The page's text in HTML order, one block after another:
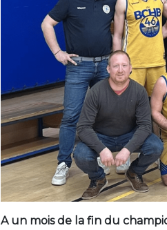
A un mois de la fin du